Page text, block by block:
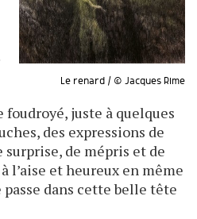
Le renard / © Jacques Rime
foudroyé, juste à quelques
des expressions de
surprise, de mépris et de
l’aise et heureux en même
passe dans cette belle tête